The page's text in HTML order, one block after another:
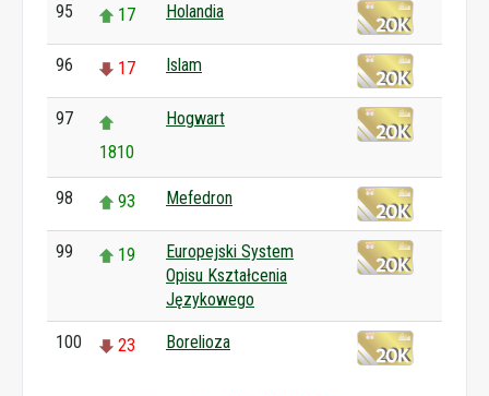
95 17 Holandia
96 17 Islam
97
1810
Hogwart
98 93 Mefedron
99 19
Europejski System
Opisu Kształcenia
Językowego
100 23 Borelioza